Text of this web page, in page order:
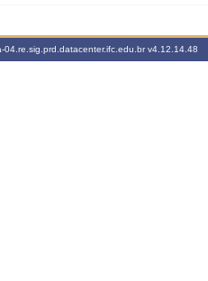
04.re.sig.prd.datacenter.ifc.edu.brv4.12.14.48